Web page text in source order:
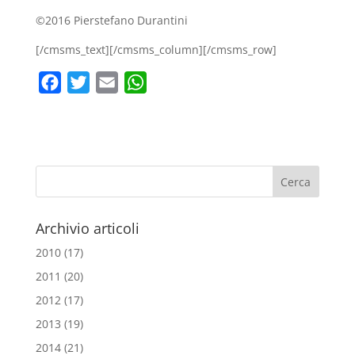
©2016 Pierstefano Durantini
[/cmsms_text][/cmsms_column][/cmsms_row]
b
o
k
t
e
l
s
A
Archivio articoli
2010(17)
2011 (20)
2012(17)
2013 (19)
2014(21)